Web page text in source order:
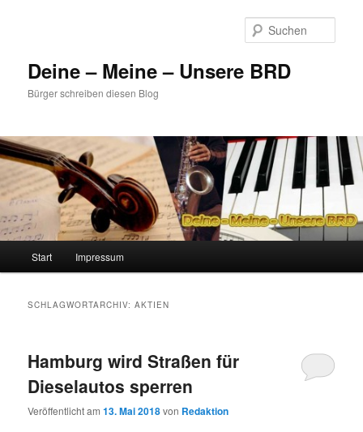
Deine – Meine – Unsere BRD
Bürger schreiben diesen Blog
Start Impressum
SCHLAGWORTARCHIV:AKTIEN
Hamburg wird Straßen für
Dieselautos sperren
Veröffentlicht am13. Mai 2018von Redaktion